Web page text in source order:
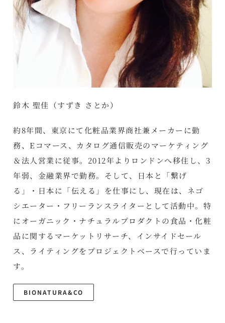
鈴木 聖佳（すずき さとか）
約8年間、東京にて化粧品業界商社兼メーカーに勤
務、Eコマース、カタログ通信販売のマーケティング
＆法人営業に従事。2012年よりロンドンへ移住し、3
年弱、金融業界で勤務。そして、日本と「繋げ
る」・日本に「伝える」を仕事にし、現在は、ネゴ
シエーター・フリーランスライターとして活動中。特
にオーガニック・ナチュラルプロダクトの食品・化粧
品に関するマーケットリサーチ、インサイドセール
ス、ライティングをプロジェクトベースで行っていま
す。
BIONATURA&CO